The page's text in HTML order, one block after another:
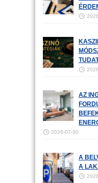
AZ
2026-07-30
A
A